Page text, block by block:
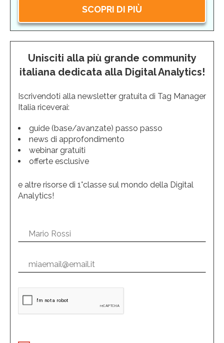
SCOPRI DI PIÙ
Unisciti alla più grande community
italiana dedicata alla Digital Analytics!
Iscrivendoti alla newsletter gratuita di Tag Manager
Italia riceverai:
guide (base/avanzate) passo passo
news di approfondimento
webinar gratuiti
offerte esclusive
e altre risorse di 1°classe sul mondo della Digital
Analytics!